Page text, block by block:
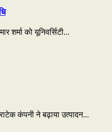
को यूनिवर्सिटी...
कंपनी ने बढ़ाया उत्पादन...